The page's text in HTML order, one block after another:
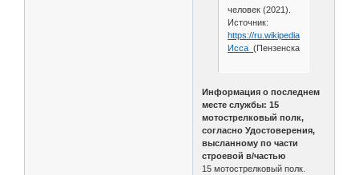
человек (2021).
Источник:
https://ru.wikipedia.org/wiki/
Исса_ (Пензенская_область)
Информация о последнем
месте службы: 15
мотострелковый полк,
согласно Удостоверения,
высланному по части
строевой в/частью
15 мотострелковый полк.